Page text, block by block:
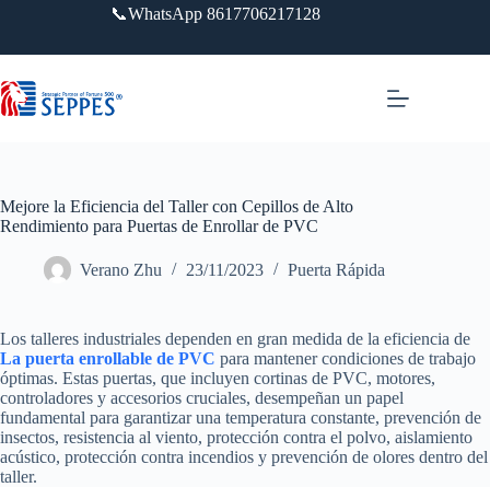
📞WhatsApp 8617706217128
Mejore la Eficiencia del Taller con Cepillos de Alto
Rendimiento para Puertas de Enrollar de PVC
Verano Zhu 23/11/2023 Puerta Rápida
Los talleres industriales dependen en gran medida de la eficiencia de
La puerta enrollable de PVC para mantener condiciones de trabajo
óptimas. Estas puertas, que incluyen cortinas de PVC, motores,
controladores y accesorios cruciales, desempeñan un papel
fundamental para garantizar una temperatura constante, prevención de
insectos, resistencia al viento, protección contra el polvo, aislamiento
acústico, protección contra incendios y prevención de olores dentro del
taller.